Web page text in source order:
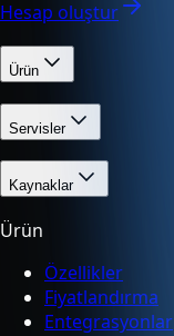
Hesap oluştur
Ürün
Servisler
Kaynaklar
Ürün
Özellikler
Fiyatlandırma
Entegrasyonlar